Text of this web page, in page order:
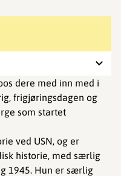
dere med inn med i
frigjøringsdagen og
som startet
ved USN, og er
historie, med særlig
1945. Hun er særlig